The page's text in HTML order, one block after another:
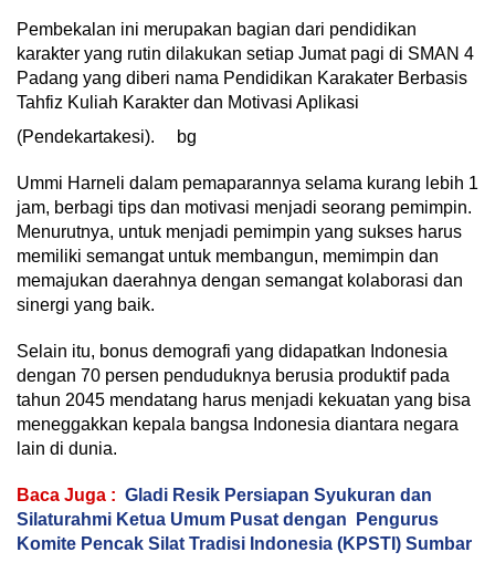
Pembekalan ini merupakan bagian dari pendidikan
karakter yang rutin dilakukan setiap Jumat pagi di SMAN 4
Padang yang diberi nama Pendidikan Karakater Berbasis
Tahfiz Kuliah Karakter dan Motivasi Aplikasi
(Pendekartakesi).
bg
Ummi Harneli dalam pemaparannya selama kurang lebih 1
jam, berbagi tips dan motivasi menjadi seorang pemimpin.
Menurutnya, untuk menjadi pemimpin yang sukses harus
memiliki semangat untuk membangun, memimpin dan
memajukan daerahnya dengan semangat kolaborasi dan
sinergi yang baik.
Selain itu, bonus demografi yang didapatkan Indonesia
dengan 70 persen penduduknya berusia produktif pada
tahun 2045 mendatang harus menjadi kekuatan yang bisa
meneggakkan kepala bangsa Indonesia diantara negara
lain di dunia.
Baca Juga : Gladi Resik Persiapan Syukuran dan
Silaturahmi Ketua Umum Pusat dengan Pengurus
Komite Pencak Silat Tradisi Indonesia (KPSTI) Sumbar